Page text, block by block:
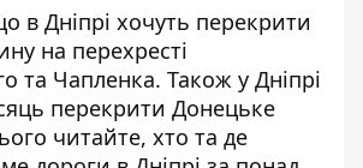
в Дніпрі хочуть перекрити
на перехресті
та Чапленка. Також у Дніпрі
перекрити Донецьке
читайте, хто та де